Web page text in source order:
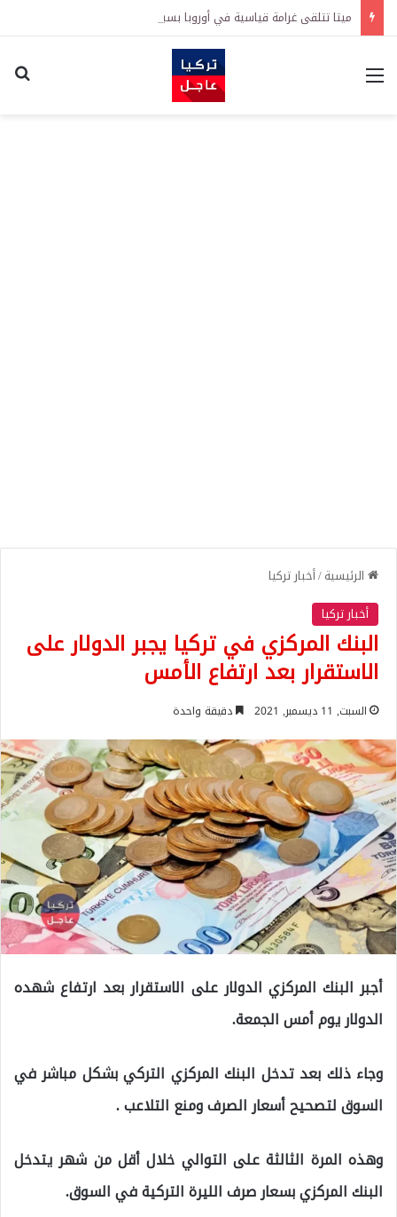
القائمة
الرئيسية/أخبار تركيا
أخبار تركيا
البنك المركزي في تركيا يجبر الدولار على
الاستقرار بعد ارتفاع الأمس
السبت, 11 ديسمبر, 2021 دقيقة واحدة
أجبر البنك المركزي الدولار على الاستقرار بعد ارتفاع شهده
الدولار يوم أمس الجمعة.
وجاء ذلك بعد تدخل البنك المركزي التركي بشكل مباشر في
السوق لتصحيح أسعار الصرف ومنع التلاعب .
وهذه المرة الثالثة على التوالي خلال أقل من شهر يتدخل
البنك المركزي بسعار صرف الليرة التركية في السوق.